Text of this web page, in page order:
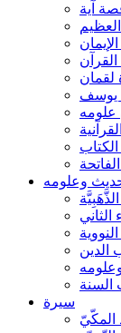
آية
لقمان
يوسف
علومه
وعلومه
الدين
السنة
سيرة
المكّيّ